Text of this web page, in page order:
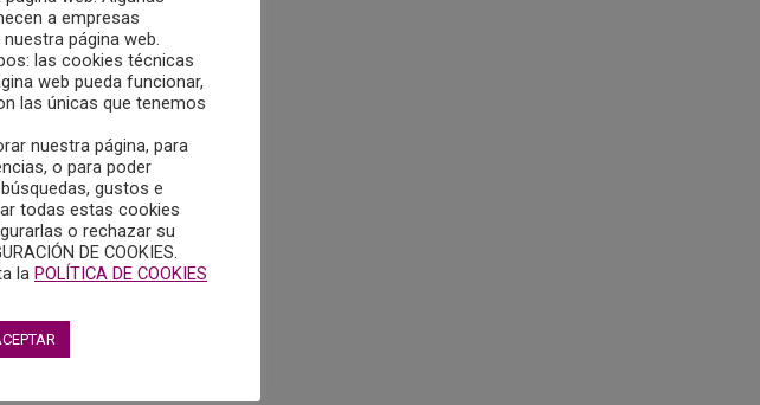
a empresas
página web.
las cookies técnicas
web pueda funcionar,
las únicas que tenemos
nuestra página, para
o para poder
gustos e
todas estas cookies
o rechazar su
DE COOKIES.
la POLÍTICA DE COOKIES